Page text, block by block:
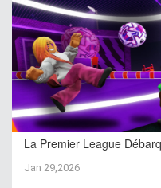
La Premier League
Jan 29,2026